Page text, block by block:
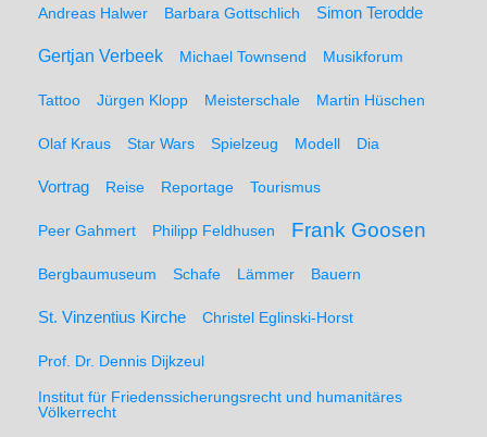
Andreas Halwer Barbara Gottschlich Simon Terodde
Gertjan Verbeek Michael Townsend Musikforum
Tattoo Jürgen Klopp Meisterschale Martin Hüschen
Olaf Kraus Star Wars Spielzeug Modell Dia
Vortrag Reise Reportage Tourismus
Peer Gahmert Philipp Feldhusen Frank Goosen
Bergbaumuseum Schafe Lämmer Bauern
St. Vinzentius Kirche Christel Eglinski-Horst
Prof. Dr. Dennis Dijkzeul
Institut für Friedenssicherungsrecht und humanitäres
Völkerrecht